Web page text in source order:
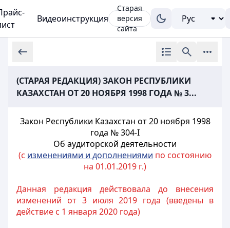
Видеоинструкция
Старая
версия
сайта
(СТАРАЯ РЕДАКЦИЯ) ЗАКОН РЕСПУБЛИКИ
КАЗАХСТАН ОТ 20 НОЯБРЯ 1998 ГОДА № 3...
Закон Республики Казахстан от 20 ноября 1998
года № 304-I
Об аудиторской деятельности
(с изменениями и дополнениями по состоянию
на 01.01.2019 г.)
Данная редакция действовала до внесения
изменений от 3 июля 2019 года (введены в
действие с 1 января 2020 года)